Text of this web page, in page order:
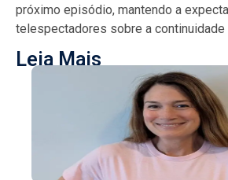
próximo episódio, mantendo a
telespectadores sobre a continuidade
Leia Mais